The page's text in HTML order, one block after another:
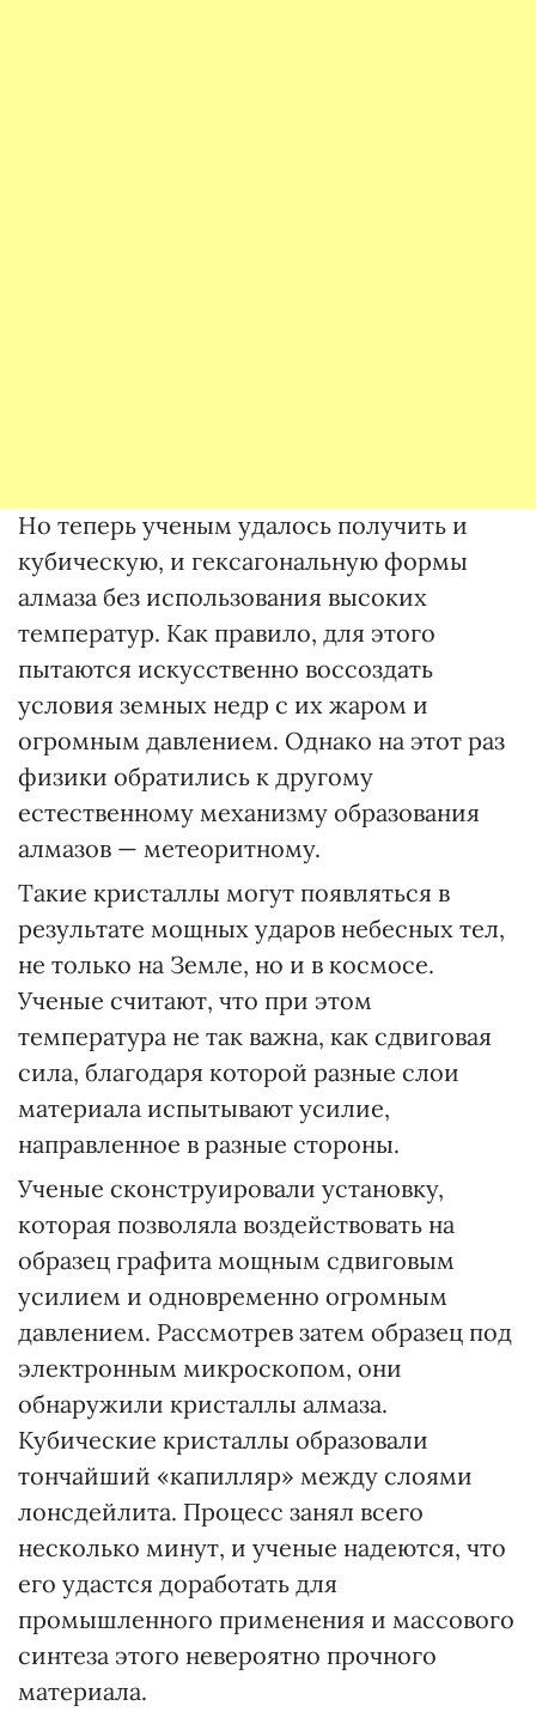
Но теперь ученым удалось получить и
кубическую, и гексагональную формы
алмаза без использования высоких
температур. Как правило, для этого
пытаются искусственно воссоздать
условия земных недр с их жаром и
огромным давлением. Однако на этот раз
физики обратились к другому
естественному механизму образования
алмазов — метеоритному.
Такие кристаллы могут появляться в
результате мощных ударов небесных тел,
не только на Земле, но и в космосе.
Ученые считают, что при этом
температура не так важна, как сдвиговая
сила, благодаря которой разные слои
материала испытывают усилие,
направленное в разные стороны.
Ученые сконструировали установку,
которая позволяла воздействовать на
образец графита мощным сдвиговым
усилием и одновременно огромным
давлением. Рассмотрев затем образец под
электронным микроскопом, они
обнаружили кристаллы алмаза.
Кубические кристаллы образовали
тончайший «капилляр» между слоями
лонсдейлита. Процесс занял всего
несколько минут, и ученые надеются, что
его удастся доработать для
промышленного применения и массового
синтеза этого невероятно прочного
материала.